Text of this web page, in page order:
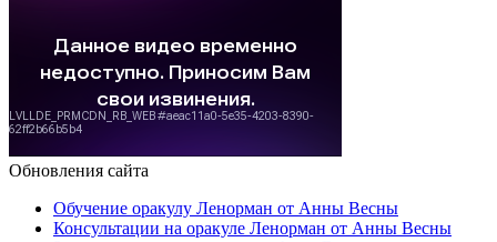
Обновления сайта
Обучение оракулу Ленорман от Анны Весны
Консультации на оракуле Ленорман от Анны Весны